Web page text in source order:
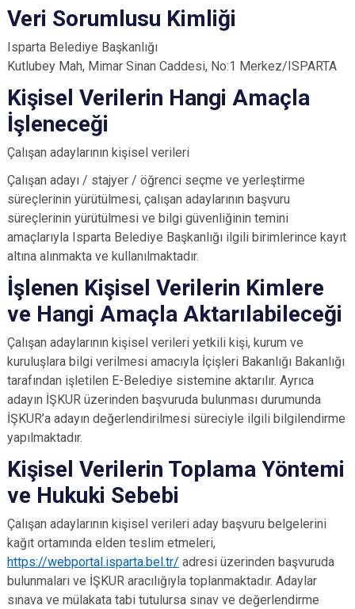
Veri Sorumlusu Kimliği
Isparta Belediye Başkanlığı
Kutlubey Mah, Mimar Sinan Caddesi, No:1 Merkez/ISPARTA
Kişisel Verilerin Hangi Amaçla
İşleneceği
Çalışan adaylarının kişisel verileri
Çalışan adayı / stajyer / öğrenci seçme ve yerleştirme
süreçlerinin yürütülmesi, çalışan adaylarının başvuru
süreçlerinin yürütülmesi ve bilgi güvenliğinin temini
amaçlarıyla Isparta Belediye Başkanlığı ilgili birimlerince kayıt
altına alınmakta ve kullanılmaktadır.
İşlenen Kişisel Verilerin Kimlere
ve Hangi Amaçla Aktarılabileceği
Çalışan adaylarının kişisel verileri yetkili kişi, kurum ve
kuruluşlara bilgi verilmesi amacıyla İçişleri Bakanlığı Bakanlığı
tarafından işletilen E-Belediye sistemine aktarılır. Ayrıca
adayın İŞKUR üzerinden başvuruda bulunması durumunda
İŞKUR’a adayın değerlendirilmesi süreciyle ilgili bilgilendirme
yapılmaktadır.
Kişisel Verilerin Toplama Yöntemi
ve Hukuki Sebebi
Çalışan adaylarının kişisel verileri aday başvuru belgelerini
kağıt ortamında elden teslim etmeleri,
https://webportal.isparta.bel.tr/ adresi üzerinden başvuruda
bulunmaları ve İŞKUR aracılığıyla toplanmaktadır. Adaylar
sınava ve mülakata tabi tutulursa sınav ve değerlendirme